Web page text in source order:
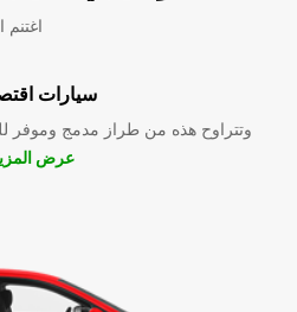
اغتنم
سيارات
وتتراوح هذه من طراز مدمج وموفر
عرض